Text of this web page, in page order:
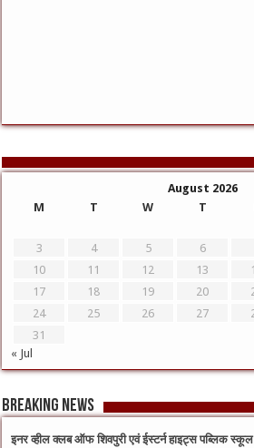
August 2026
M
T W T
3
4 5 6
10
11 12 13
17
18 19 20
24
25 26 27
31
« Jul
Breaking News
इनर व्हील क्लब ऑफ शिवपुरी एवं ईस्टर्न हाइट्स पब्लिक स्कूल